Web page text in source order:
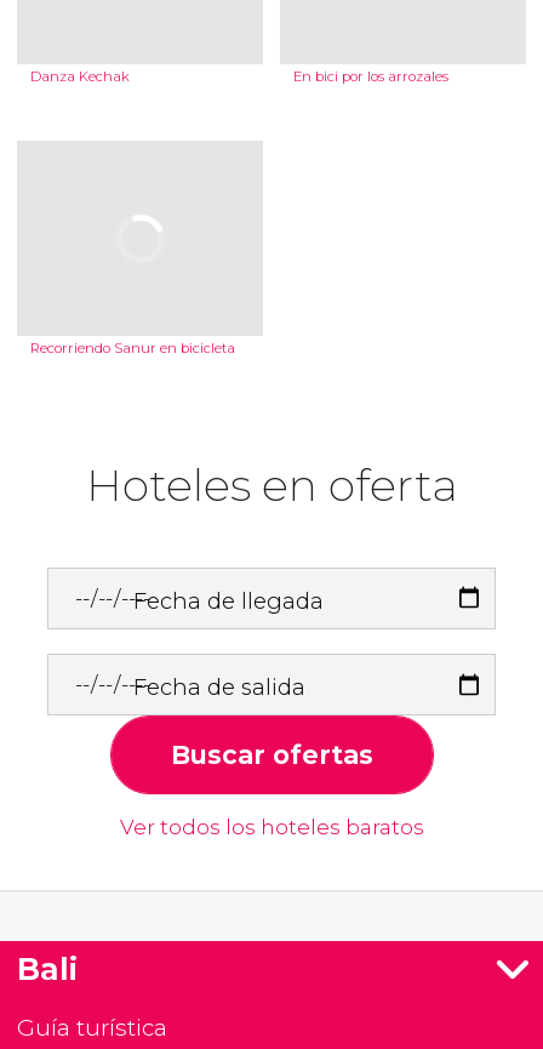
Danza Kechak En bici por los arrozales
Recorriendo Sanur en bicicleta
Hoteles en oferta
Fecha de llegada
Fecha de salida
Buscar ofertas
Ver todos los hoteles baratos
Bali
Guía turística